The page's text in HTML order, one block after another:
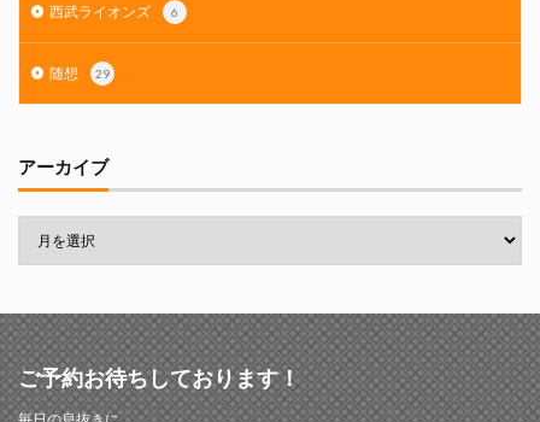
西武ライオンズ 6
随想 29
アーカイブ
ご予約お待ちしております！
毎日の息抜きに